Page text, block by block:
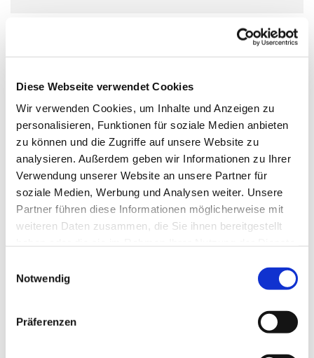
Diese Webseite verwendet Cookies
Wir verwenden Cookies, um Inhalte und Anzeigen zu
personalisieren, Funktionen für soziale Medien anbieten
zu können und die Zugriffe auf unsere Website zu
analysieren. Außerdem geben wir Informationen zu Ihrer
Verwendung unserer Website an unsere Partner für
soziale Medien, Werbung und Analysen weiter. Unsere
Partner führen diese Informationen möglicherweise mit
weiteren Daten zusammen, die Sie ihnen bereitgestellt
Notwendig
PräferenzenDies könnte Sie auch